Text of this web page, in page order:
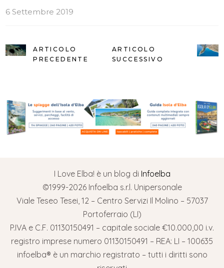
6 Settembre 2019
ARTICOLO
PRECEDENTE
ARTICOLO
SUCCESSIVO
I Love Elba! è un blog di Infoelba
©1999-2026 Infoelba s.r.l. Unipersonale
Viale Teseo Tesei, 12 – Centro Servizi Il Molino – 57037
Portoferraio (LI)
P.IVA e C.F. 01130150491 – capitale sociale €10.000,00 i.v.
registro imprese numero 01130150491 – REA: LI – 100635
infoelba® è un marchio registrato – tutti i diritti sono